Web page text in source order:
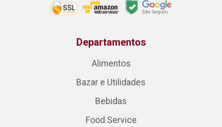
Departamentos
Alimentos
Bazar e Utilidades
Bebidas
Food Service